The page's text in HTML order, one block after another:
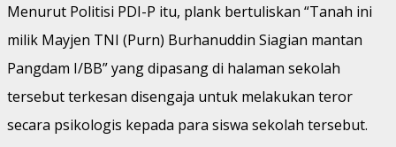
Menurut Politisi PDI-P itu, plank bertuliskan “Tanah ini
milik Mayjen TNI (Purn) Burhanuddin Siagian mantan
Pangdam I/BB” yang dipasang di halaman sekolah
tersebut terkesan disengaja untuk melakukan teror
secara psikologis kepada para siswa sekolah tersebut.